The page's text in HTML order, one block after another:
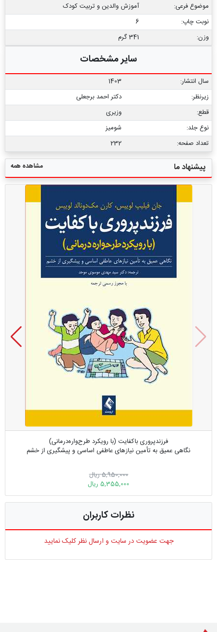
موضوع فرعی:
آموزش والدین و تربیت کودک
نوبت چاپ:
6
وزن:
341 گرم
سایر مشخصات
سال انتشار:
1403
زیرنظر:
دکتر احمد برجعلی
قطع:
وزیری
نوع جلد:
شومیز
تعداد صفحه:
232
پیشنهاد ما مشاهده همه
فرزندپروری باکفایت (با رویکرد طرح‌واره‌درمانی)
نگاهی عمیق به تأمین نیازهای عاطفی اساسی و پیشگیری از خشم
5,950,000 ریال
5,355,000 ریال
نظرات کاربران
جهت عضویت در سایت و ارسال نظر کلیک نمایید